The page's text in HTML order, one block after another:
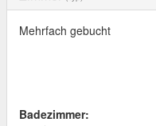
Mehrfach gebucht
Badezimmer: